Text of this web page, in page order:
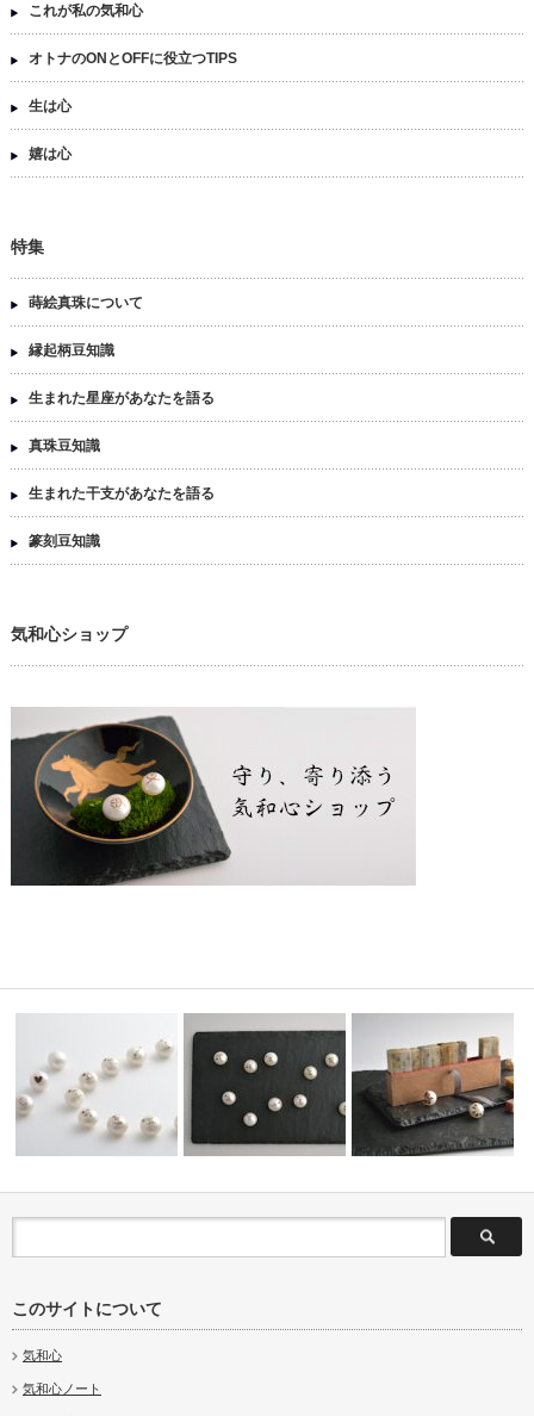
これが私の気和心
オトナのONとOFFに役立つTIPS
生は心
嬉は心
特集
蒔絵真珠について
縁起柄豆知識
生まれた星座があなたを語る
真珠豆知識
生まれた干支があなたを語る
篆刻豆知識
気和心ショップ
このサイトについて
気和心
気和心ノート